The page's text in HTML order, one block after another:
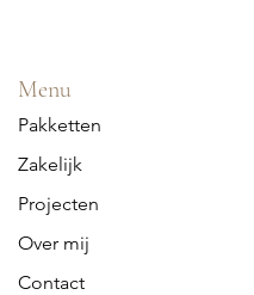
Menu
Pakketten
Zakelijk
Projecten
Over mij
Contact